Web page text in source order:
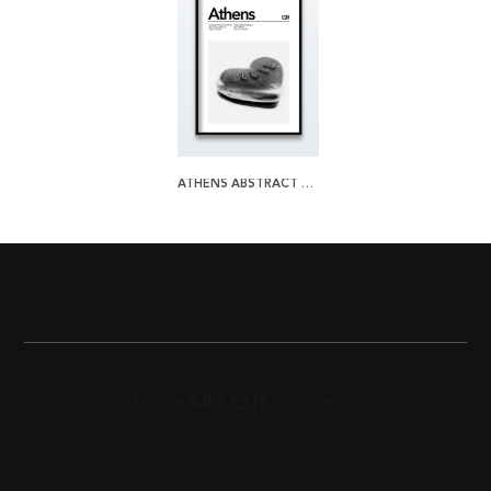
ATHENS ABSTRACT PLAKAT